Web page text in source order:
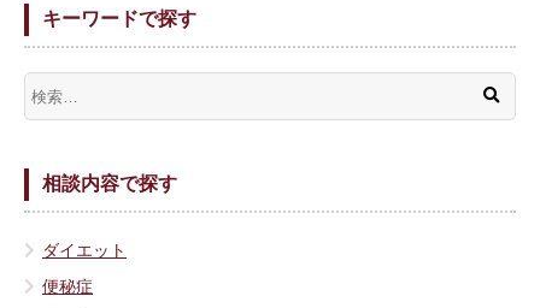
キーワードで探す
相談内容で探す
ダイエット
便秘症